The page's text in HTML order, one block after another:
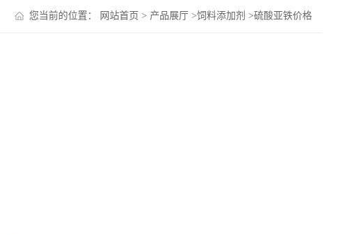
您当前的位置： 网站首页 > 产品展厅 >饲料添加剂 >硫酸亚铁价格